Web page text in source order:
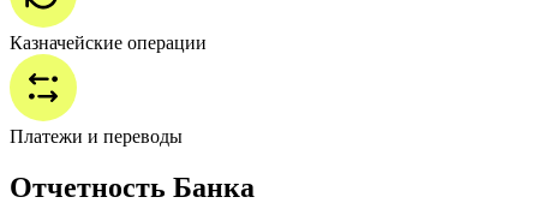
Казначейские операции
Платежи и переводы
Отчетность Банка